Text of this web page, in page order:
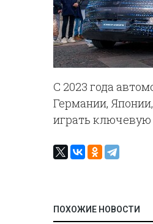
С 2023 года
Германии,
играть ключевую
ПОХОЖИЕ НОВОСТИ